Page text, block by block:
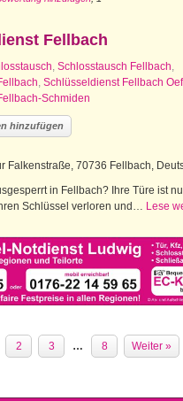
Fellbach
, Schlosstausch Fellbach,
, Schlüsseldienst Fellbach
Schmiden
hinzufügen
Falkenstraße, 70736 Fellbach,
in Fellbach? Ihre Türe ist
Schlüssel verloren und… Lese
2 3 … 8 Weiter »